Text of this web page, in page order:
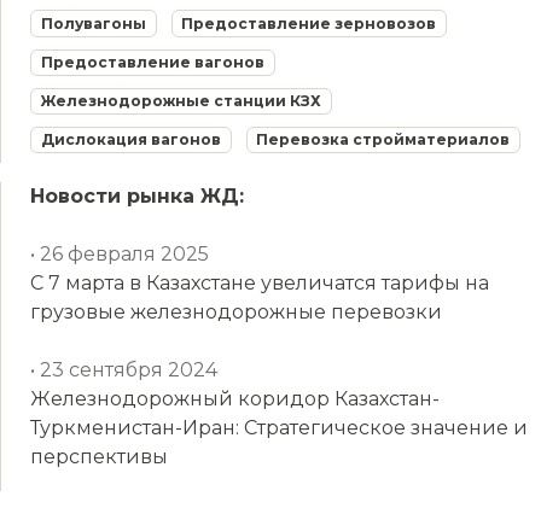
Полувагоны Предоставление зерновозов
Предоставление вагонов
Железнодорожные станции КЗХ
Дислокация вагонов Перевозка стройматериалов
Новости рынка ЖД:
• 26 февраля 2025
С 7 марта в Казахстане увеличатся тарифы на
грузовые железнодорожные перевозки
• 23 сентября 2024
Железнодорожный коридор Казахстан-
Туркменистан-Иран: Стратегическое значение и
перспективы